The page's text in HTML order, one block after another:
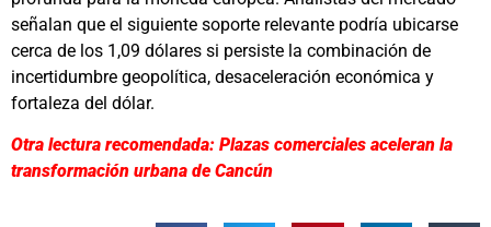
señalan que el siguiente soporte relevante podría ubicarse
cerca de los 1,09 dólares si persiste la combinación de
incertidumbre geopolítica, desaceleración económica y
fortaleza del dólar.
Otra lectura recomendada: Plazas comerciales aceleran la
transformación urbana de Cancún